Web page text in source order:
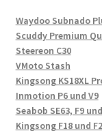
Waydoo Subnado
Scuddy Premium
Steereon C30
VMoto Stash
Kingsong KS18XL
Inmotion P6 und V9
Seabob SE63, F9
Kingsong F18 und